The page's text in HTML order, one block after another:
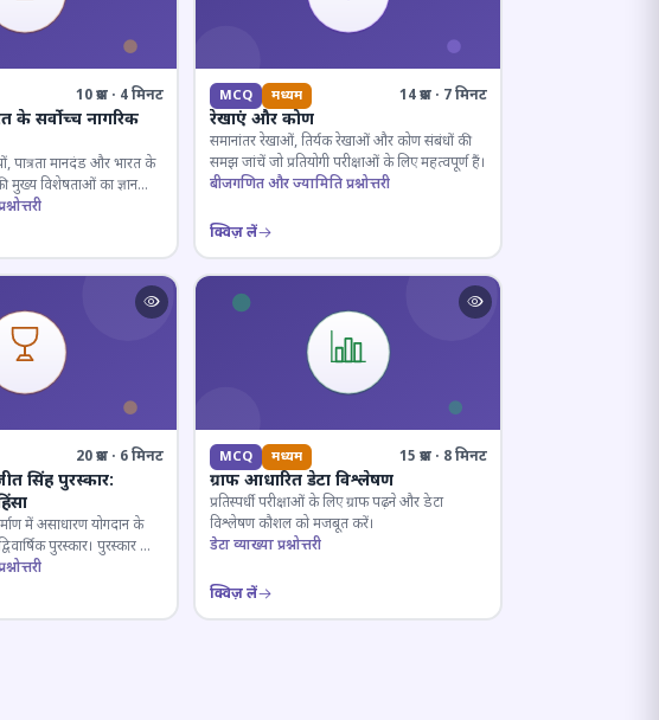
10 प्रश्न · 4 मिनट
के सर्वोच्च नागरिक
पात्रता मानदंड और भारत के
मुख्य विशेषताओं का ज्ञान
MCQ मध्यम 14 प्रश्न · 7 मिनट
रेखाएं और कोण
समानांतर रेखाओं, तिर्यक रेखाओं और कोण संबंधों की
समझ जांचें जो प्रतियोगी परीक्षाओं के लिए महत्वपूर्ण हैं।
बीजगणित और ज्यामिति प्रश्नोत्तरी
क्विज़ लें
20 प्रश्न · 6 मिनट
सिंह पुरस्कार:
में असाधारण योगदान के
पुरस्कार। पुरस्कार का
MCQ मध्यम 15 प्रश्न · 8 मिनट
ग्राफ आधारित डेटा विश्लेषण
प्रतिस्पर्धी परीक्षाओं के लिए ग्राफ पढ़ने और डेटा
विश्लेषण कौशल को मजबूत करें।
डेटा व्याख्या प्रश्नोत्तरी
क्विज़ लें